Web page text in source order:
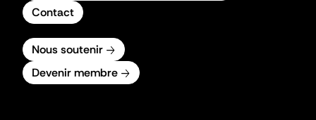
Contact
Nous soutenir
Devenir membre